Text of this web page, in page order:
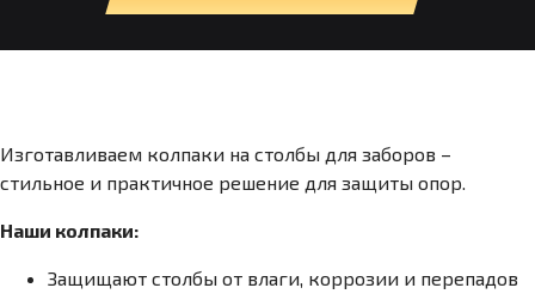
Изготавливаем колпаки на столбы для заборов –
стильное и практичное решение для защиты опор.
Наши колпаки:
Защищают столбы от влаги, коррозии и перепадов